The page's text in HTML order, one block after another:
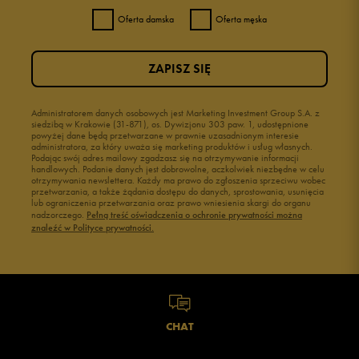
Oferta damska Oferta męska
Administratorem danych osobowych jest Marketing Investment Group S.A. z
siedzibą w Krakowie (31-871), os. Dywizjonu 303 paw. 1, udostępnione
powyżej dane będą przetwarzane w prawnie uzasadnionym interesie
administratora, za który uważa się marketing produktów i usług własnych.
Podając swój adres mailowy zgadzasz się na otrzymywanie informacji
handlowych. Podanie danych jest dobrowolne, aczkolwiek niezbędne w celu
otrzymywania newslettera. Każdy ma prawo do zgłoszenia sprzeciwu wobec
przetwarzania, a także żądania dostępu do danych, sprostowania, usunięcia
lub ograniczenia przetwarzania oraz prawo wniesienia skargi do organu
nadzorczego. Pełną treść oświadczenia o ochronie prywatności można
znaleźć w Polityce prywatności.
ZAPISZ SIĘ
CHAT